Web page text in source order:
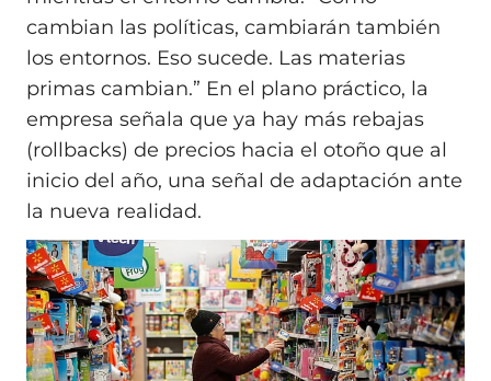
cambian las políticas, cambiarán también
los entornos. Eso sucede. Las materias
primas cambian.” En el plano práctico, la
empresa señala que ya hay más rebajas
(rollbacks) de precios hacia el otoño que al
inicio del año, una señal de adaptación ante
la nueva realidad.